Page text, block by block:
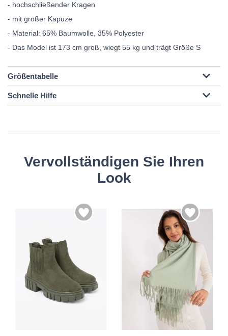
- hochschließender Kragen
- mit großer Kapuze
- Material: 65% Baumwolle, 35% Polyester
- Das Model ist 173 cm groß, wiegt 55 kg und trägt Größe S
Größentabelle
Schnelle Hilfe
Vervollständigen Sie Ihren
Look
36 37